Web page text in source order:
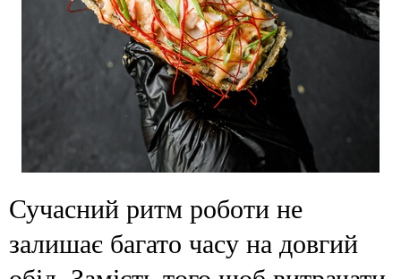
Сучасний ритм роботи не
залишає багато часу на довгий